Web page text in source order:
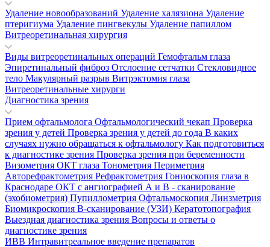
Удаление новообразований Удаление халязиона Удаление
птеригиума Удаление пингвекулы Удаление папиллом
Витреоретинальная хирургия
Виды витреоретинальных операций Гемофтальм глаза
Эпиретинальный фиброз Отслоение сетчатки Стекловидное
тело Макулярный разрыв Витрэктомия глаза
Витреоретинальные хирурги
Диагностика зрения
Прием офтальмолога Офтальмологический чекап Проверка
зрения у детей Проверка зрения у детей до года В каких
случаях нужно обращаться к офтальмологу Как подготовиться
к диагностике зрения Проверка зрения при беременности
Визометрия ОКТ глаза Тонометрия Периметрия
Авторефрактометрия Рефрактометрия Гониоскопия глаза в
Краснодаре ОКТ с ангиографией А и В - сканирование
(эхобиометрия) Пупиллометрия Офтальмоскопия Линзметрия
Биомикроскопия В-сканирование (УЗИ) Кератотопография
Выездная диагностика зрения Вопросы и ответы о
диагностике зрения
ИВВ Интравитреальное введение препаратов